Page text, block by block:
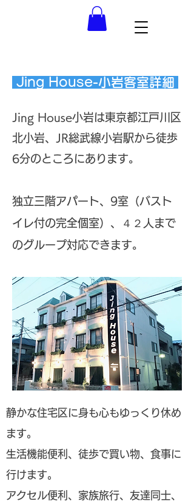
Jing House-小岩客室詳細
Jing House小岩は東京都江戸川区
北小岩、JR総武線小岩駅から徒歩
6分のところにあります。
独立三階アパート、9室（バスト
イレ付の完全個室）、４２人まで
のグループ対応できます。
静かな住宅区に身も心もゆっくり休め
ます。
生活機能便利、徒歩で買い物、食事に
行けます。
アクセル便利、家族旅行、友達同士、